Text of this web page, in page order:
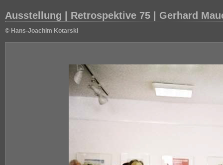
Ausstellung | Retrospektive 75 | Gerhard
© Hans-Joachim Kotarski